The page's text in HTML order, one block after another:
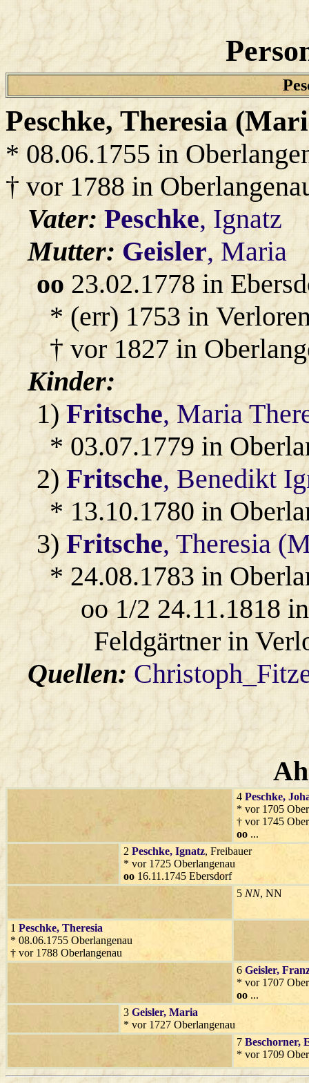
Peschke, Theresia
* 08.06.1755 in
† vor 1788 in
Vater:Peschke, Ignatz
Mutter: Geisler, Maria
oo23.02.1778 in
* (err) 1753 in
† vor 1827 in
Kinder:
1)Fritsche, Maria
* 03.07.1779 in
2)Fritsche, Benedikt
* 13.10.1780 in
3)Fritsche, Theresia
* 24.08.1783 in
oo 1/2 24.11.1818
Feldgärtner in
Quellen:
4 Peschke,
* vor 1705
† vor 1745
oo ...
2 Peschke, Ignatz, Freibauer
* vor 1725 Oberlangenau
oo 16.11.1745 Ebersdorf
5 NN, NN
1 Peschke, Theresia
* 08.06.1755 Oberlangenau
† vor 1788 Oberlangenau
6 Geisler,
* vor 1707
oo ...
3 Geisler, Maria
* vor 1727 Oberlangenau
7 Beschorner,
* vor 1709